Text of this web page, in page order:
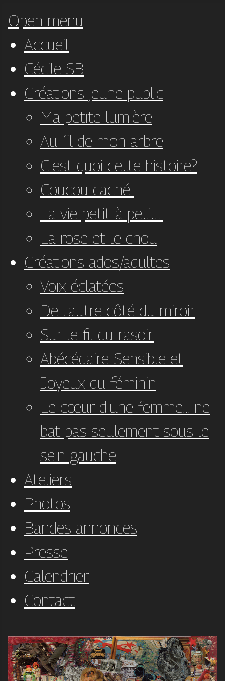
Open menu
Accueil
Cécile SB
Créations jeune public
Ma petite lumière
Au fil de mon arbre
C'est quoi cette histoire?
Coucou caché!
La vie petit à petit...
La rose et le chou
Créations ados/adultes
Voix éclatées
De l'autre côté du miroir
Sur le fil du rasoir
Abécédaire Sensible et
Joyeux du féminin
Le cœur d'une femme... ne
bat pas seulement sous le
sein gauche
Ateliers
Photos
Bandes annonces
Presse
Calendrier
Contact